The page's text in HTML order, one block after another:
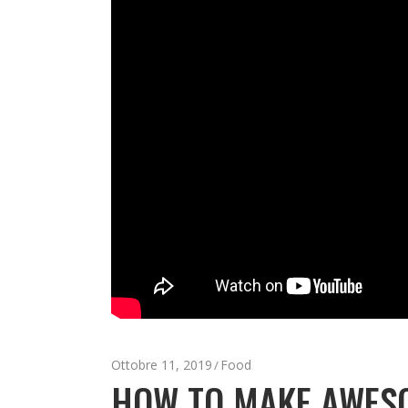
Ottobre 11, 2019 Food